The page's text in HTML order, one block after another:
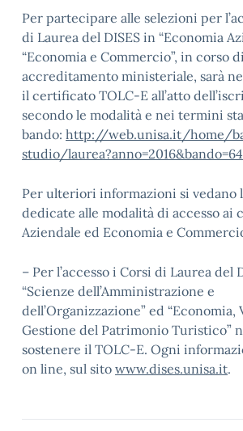
Per partecipare alle selezioni per
di Laurea del DISES in “Economia
“Economia e Commercio”, in corso di
accreditamento ministeriale, sarà
il certificato TOLC-E all’atto
secondo le modalità e nei termini
bando: http://web.unisa.it/home/
studio/
Per ulteriori informazioni si vedano
dedicate alle modalità di accesso ai
Aziendale ed Economia e
– Per l’accesso i Corsi di Laurea del
“Scienze dell’Amministrazione e
dell’Organizzazione” ed “Economia,
Gestione del Patrimonio Turistico”
sostenere il TOLC-E. Ogni
on line, sul sito www.dises.unisa.it.